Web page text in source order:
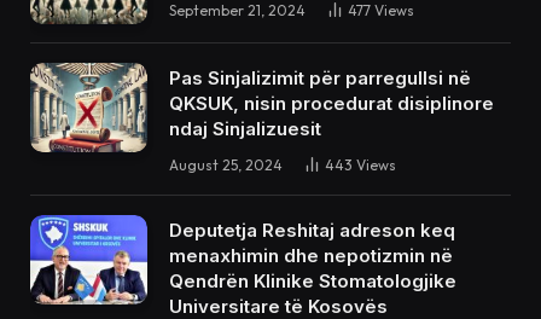
September 21, 2024 477 Views
Pas Sinjalizimit për parregullsi në
QKSUK, nisin procedurat disiplinore
ndaj Sinjalizuesit
August 25, 2024 443 Views
Deputetja Reshitaj adreson keq
menaxhimin dhe nepotizmin në
Qendrën Klinike Stomatologjike
Universitare të Kosovës